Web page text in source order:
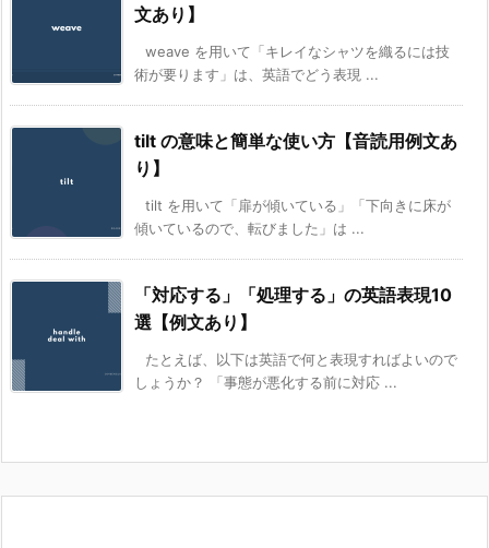
文あり】
weave を用いて「キレイなシャツを織るには技
術が要ります」は、英語でどう表現 ...
tilt の意味と簡単な使い方【音読用例文あ
り】
tilt を用いて「扉が傾いている」「下向きに床が
傾いているので、転びました」は ...
「対応する」「処理する」の英語表現10
選【例文あり】
たとえば、以下は英語で何と表現すればよいので
しょうか？ 「事態が悪化する前に対応 ...